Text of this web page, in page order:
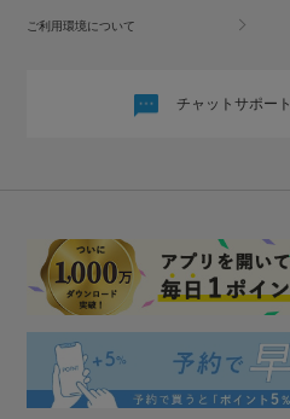
ご利用環境について
チャットサポート